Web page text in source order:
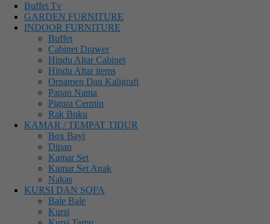
Buffet Tv
GARDEN FURNITURE
INDOOR FURNITURE
Buffet
Cabinet Drawer
Hindu Altar Cabinet
Hindu Altar items
Ornamen Dan Kaligrafi
Papan Nama
Pigura Cermin
Rak Buku
KAMAR / TEMPAT TIDUR
Box Bayi
Dipan
Kamar Set
Kamar Set Anak
Nakas
KURSI DAN SOFA
Bale Bale
Kursi